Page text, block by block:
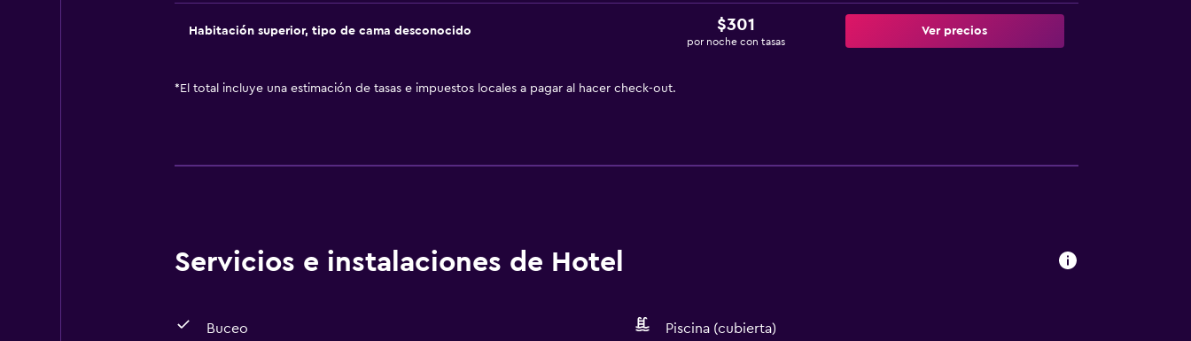
Habitación superior, tipo de cama desconocido $301
por noche con tasas
Ver precios
* El total incluye una estimación de tasas e impuestos locales a pagar al hacer check-out.
Servicios e instalaciones de Hotel
Buceo Piscina (cubierta)